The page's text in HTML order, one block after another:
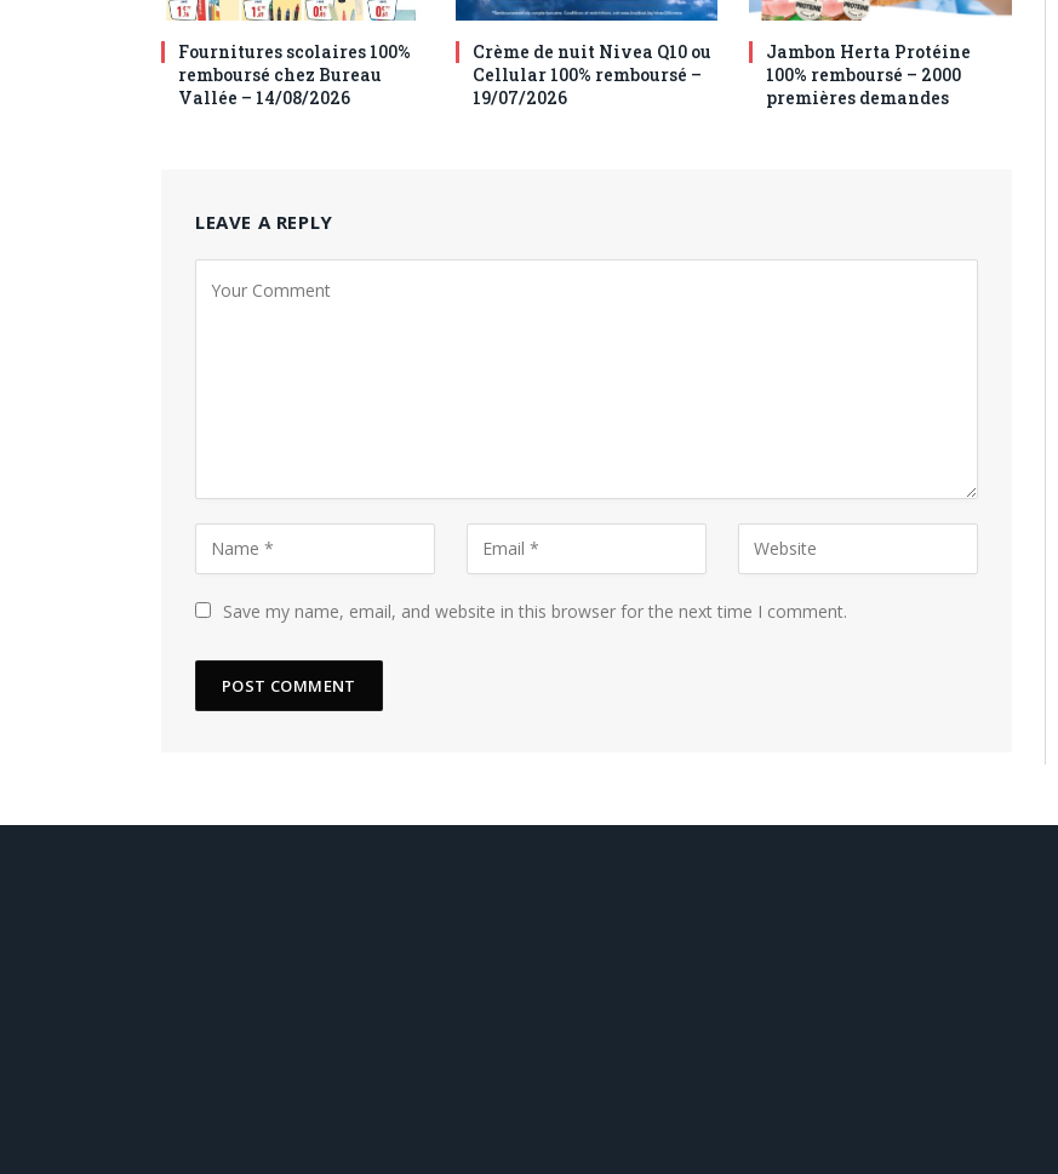
Fournitures scolaires 100%
remboursé chez Bureau
Vallée – 14/08/2026
Crème de nuit Nivea Q10 ou
Cellular 100% remboursé –
19/07/2026
Jambon Herta Protéine
100% remboursé – 2000
premières demandes
LEAVE A REPLY
Save my name, email, and website in this browser for the next time I comment.